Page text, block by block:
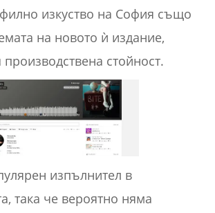
изкуство на София също
на новото ѝ издание,
производствена стойност.
изпълнител в
така че вероятно няма